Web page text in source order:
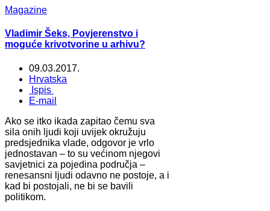
Magazine
Vladimir Šeks, Povjerenstvo i
moguće krivotvorine u arhivu?
09.03.2017.
Hrvatska
Ispis
E-mail
Ako se itko ikada zapitao čemu sva
sila onih ljudi koji uvijek okružuju
predsjednika vlade, odgovor je vrlo
jednostavan – to su većinom njegovi
savjetnici za pojedina područja –
renesansni ljudi odavno ne postoje, a i
kad bi postojali, ne bi se bavili
politikom.